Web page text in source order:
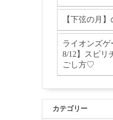
【下弦の月
ライオンズゲ
8/12】スピリ
ごし方♡
カテゴリー